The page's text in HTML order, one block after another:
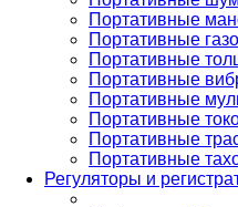
Портативные
Портативные
Портативные
Портативные
Портативные
Портативные
Портативные
Портативные
Регуляторы и